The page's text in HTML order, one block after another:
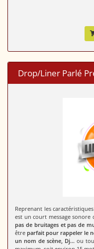
Drop/Liner Parlé
Reprenant les
est un court message sonore
pas de bruitages et pas de
être parfait pour rappeler le
un nom de scène, Dj... ou